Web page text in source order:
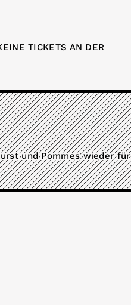
TICKETS AN DER
und Pommes wieder für